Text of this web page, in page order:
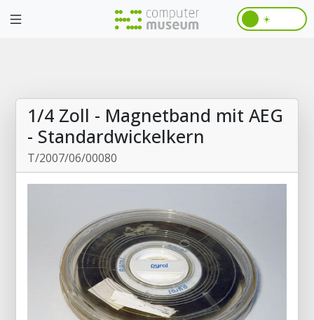
☀️
1/4 Zoll - Magnetband mit AEG
- Standardwickelkern
T/2007/06/00080